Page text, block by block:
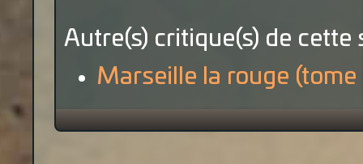
Autre(s) critique(s) de cette
Marseille la rouge (tome